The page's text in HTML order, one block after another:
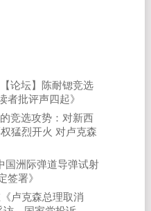
【论坛】陈耐锶竞选
者批评声四起》
竞选攻势：对新西
猛烈开火 对卢克森
国洲际弹道导弹试射
签署》
卢克森总理取消